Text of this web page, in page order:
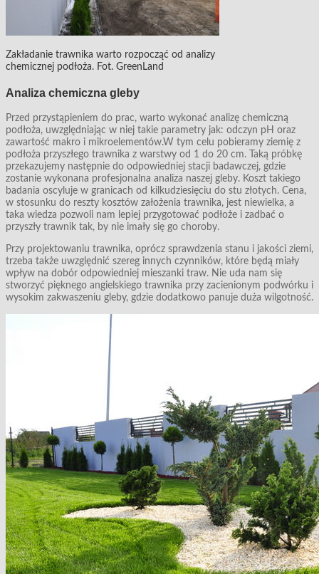
Zakładanie trawnika warto rozpocząć od analizy
chemicznej podłoża. Fot. GreenLand
Analiza chemiczna gleby
Przed przystąpieniem do prac, warto wykonać analizę chemiczną
podłoża, uwzględniając w niej takie parametry jak: odczyn pH oraz
zawartość makro i mikroelementów.W tym celu pobieramy ziemię z
podłoża przyszłego trawnika z warstwy od 1 do 20 cm. Taką próbkę
przekazujemy następnie do odpowiedniej stacji badawczej, gdzie
zostanie wykonana profesjonalna analiza naszej gleby. Koszt takiego
badania oscyluje w granicach od kilkudziesięciu do stu złotych. Cena,
w stosunku do reszty kosztów założenia trawnika, jest niewielka, a
taka wiedza pozwoli nam lepiej przygotować podłoże i zadbać o
przyszły trawnik tak, by nie imały się go choroby.
Przy projektowaniu trawnika, oprócz sprawdzenia stanu i jakości ziemi,
trzeba także uwzględnić szereg innych czynników, które będą miały
wpływ na dobór odpowiedniej mieszanki traw. Nie uda nam się
stworzyć pięknego angielskiego trawnika przy zacienionym podwórku i
wysokim zakwaszeniu gleby, gdzie dodatkowo panuje duża wilgotność.